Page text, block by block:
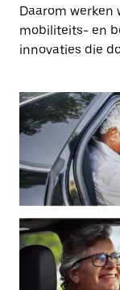
Daarom werken
mobiliteits- en
innovaties die